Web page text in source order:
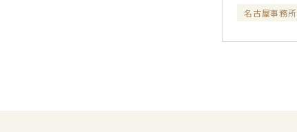
名古屋事務所